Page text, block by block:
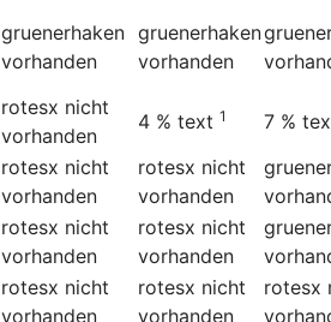
gruenerhaken
vorhanden
gruenerhaken
vorhanden
rotesx nicht
vorhanden
4 % text 1 7 %
rotesx nicht
vorhanden
rotesx nicht
vorhanden
rotesx nicht
vorhanden
rotesx nicht
vorhanden
rotesx nicht
vorhanden
rotesx nicht
vorhanden
rotesx